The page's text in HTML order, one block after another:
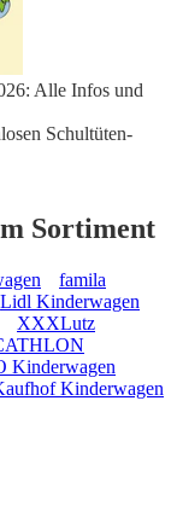
Alle Infos und
Schultüten-
Sortiment
famila
Lidl Kinderwagen
XXXLutz
Kinderwagen
Kinderwagen